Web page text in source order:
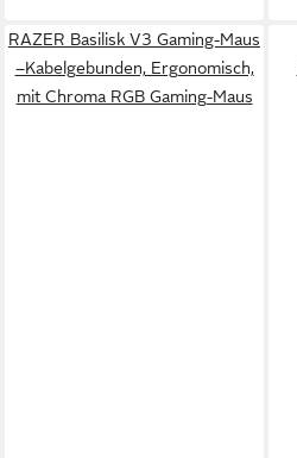
RAZER Basilisk V3 Gaming-Maus
–Kabelgebunden, Ergonomisch,
mit Chroma RGB Gaming-Maus